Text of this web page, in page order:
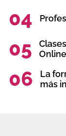
04
05
Online
06
La
más